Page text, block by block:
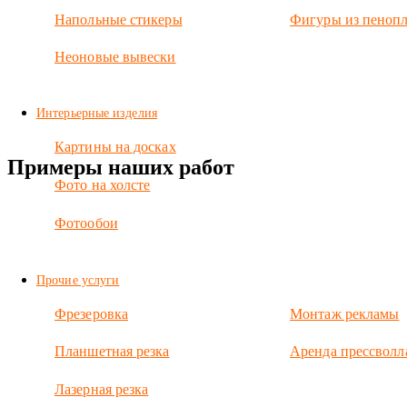
Напольные стикеры
Неоновые вывески
Фигуры из
Интерьерные изделия
Картины на досках
Фото на холсте
Фотообои
Прочие услуги
Фрезеровка
Планшетная резка
Лазерная резка
Монтаж рекламы
Аренда
Цветопробы
бесплатные
печати на
Примеры наших работ